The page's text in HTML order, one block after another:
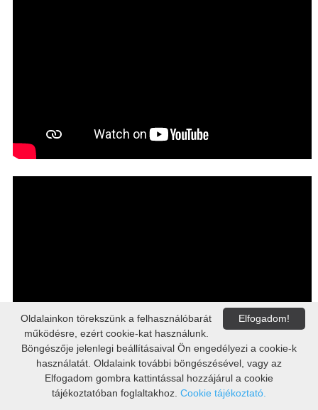
Elfogadom!
Oldalainkon törekszünk a felhasználóbarát
működésre, ezért cookie-kat használunk.
Böngészője jelenlegi beállításaival Ön engedélyezi a cookie-k
használatát. Oldalaink további böngészésével, vagy az
Elfogadom gombra kattintással hozzájárul a cookie
tájékoztatóban foglaltakhoz. Cookie tájékoztató.